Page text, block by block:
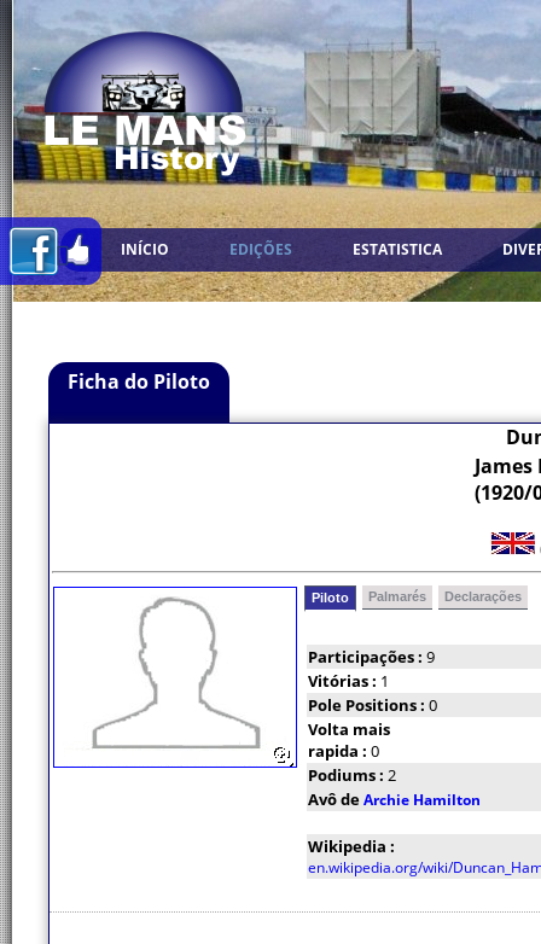
INÍCIO EDIÇÕES ESTATISTICA
Ficha do Piloto
(1920/
Piloto Palmarés Declarações
Participações : 9
Vitórias : 1
Pole Positions : 0
Volta mais
rapida : 0
Podiums : 2
Avô deArchie Hamilton
Wikipedia :
en.wikipedia.org/wiki/